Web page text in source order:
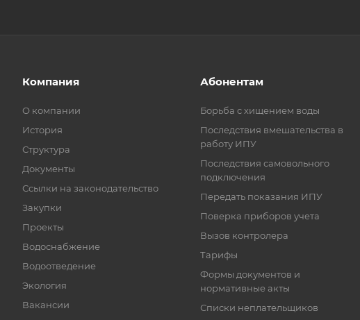
Компания
О компании
История
Структура
Документы
Ссылки на законодательство
Закупки
Проекты
Водоснабжение
Водоотведение
Экология
Вакансии
Абонентам
Борьба с хищением воды
Последствия вмешательства в
работу ИПУ
Последствия самовольного
подключения
Передать показания ИПУ
Поверка приборов учета
Вызов контролера
Тарифы
Формы документов и
нормативные акты
Списки неплательщиков